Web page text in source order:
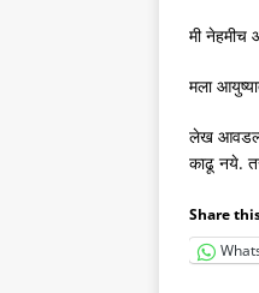
मी
मला
लेख
काढू नये.
Share